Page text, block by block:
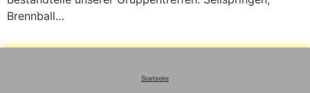
Brennball…
Startseite